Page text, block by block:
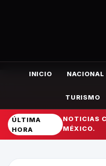
INICIO NACIONAL
TURISMO
ÚLTIMA
HORA
NOTICIAS
MÉXICO.